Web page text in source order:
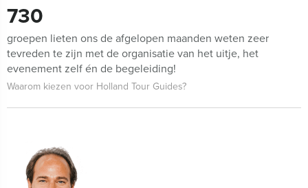
730
groepen lieten ons de afgelopen maanden weten zeer
tevreden te zijn met de organisatie van het uitje, het
evenement zelf én de begeleiding!
Waarom kiezen voor Holland Tour Guides?